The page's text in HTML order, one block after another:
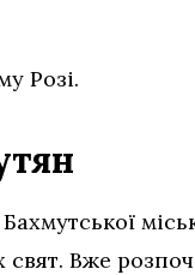
Розі.
Вже